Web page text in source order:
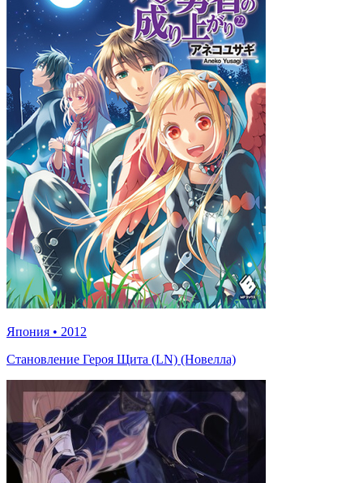
Япония • 2012
Становление Героя Щита (LN) (Новелла)